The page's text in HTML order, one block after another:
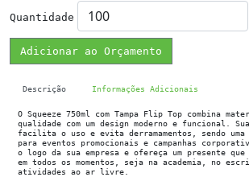
Quantidade
Adicionar ao Orçamento
Descrição Informações Adicionais
O Squeeze 750ml com Tampa Flip Top combina
qualidade com um design moderno e funcional.
facilita o uso e evita derramamentos, sendo uma
para eventos promocionais e campanhas
o logo da sua empresa e ofereça um presente
em todos os momentos, seja na academia, no
atividades ao ar livre.